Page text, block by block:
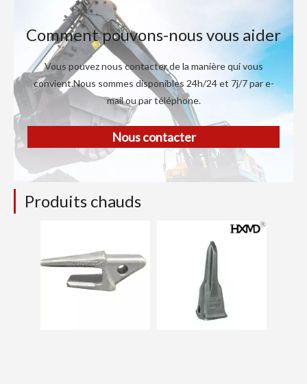
Comment pouvons-nous vous aider
Vous pouvez nous contacter de la manière qui vous
convient.Nous sommes disponibles 24h/24 et 7j/7 par e-
mail ou par téléphone.
Nous contacter
Produits chauds